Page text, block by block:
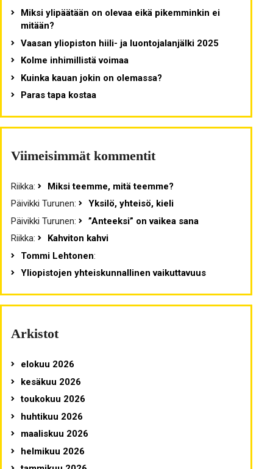
Miksi ylipäätään on olevaa eikä pikemminkin ei
mitään?
Vaasan yliopiston hiili- ja luontojalanjälki 2025
Kolme inhimillistä voimaa
Kuinka kauan jokin on olemassa?
Paras tapa kostaa
Viimeisimmät kommentit
Riikka:
Miksi teemme, mitä teemme?
Päivikki Turunen:
Yksilö, yhteisö, kieli
Päivikki Turunen:
”Anteeksi” on vaikea sana
Riikka:
Kahviton kahvi
Tommi Lehtonen:
Yliopistojen yhteiskunnallinen vaikuttavuus
Arkistot
elokuu 2026
kesäkuu 2026
toukokuu 2026
huhtikuu 2026
maaliskuu 2026
helmikuu 2026